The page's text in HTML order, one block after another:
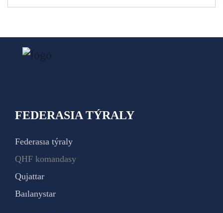
FEDERASIA TÝRALY
Federasıa týraly
QHF komandasy
Qujattar
Baılanystar